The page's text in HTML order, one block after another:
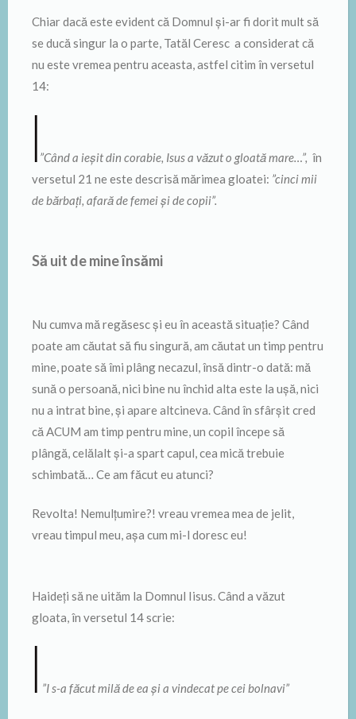
Chiar dacă este evident că Domnul și-ar fi dorit mult să
se ducă singur la o parte, Tatăl Ceresc a considerat că
nu este vremea pentru aceasta, astfel citim în versetul
14:
”Când a ieșit din corabie, Isus a văzut o gloată mare…”, în
versetul 21 ne este descrisă mărimea gloatei: ”cinci mii
de bărbați, afară de femei și de copii”.
Să uit de mine însămi
Nu cumva mă regăsesc și eu în această situație? Când
poate am căutat să fiu singură, am căutat un timp pentru
mine, poate să îmi plâng necazul, însă dintr-o dată: mă
sună o persoană, nici bine nu închid alta este la ușă, nici
nu a intrat bine, și apare altcineva. Când în sfârșit cred
că ACUM am timp pentru mine, un copil începe să
plângă, celălalt și-a spart capul, cea mică trebuie
schimbată… Ce am făcut eu atunci?
Revolta! Nemulțumire?! vreau vremea mea de jelit,
vreau timpul meu, așa cum mi-l doresc eu!
Haideți să ne uităm la Domnul Iisus. Când a văzut
gloata, în versetul 14 scrie:
”I s-a făcut milă de ea şi a vindecat pe cei bolnavi”